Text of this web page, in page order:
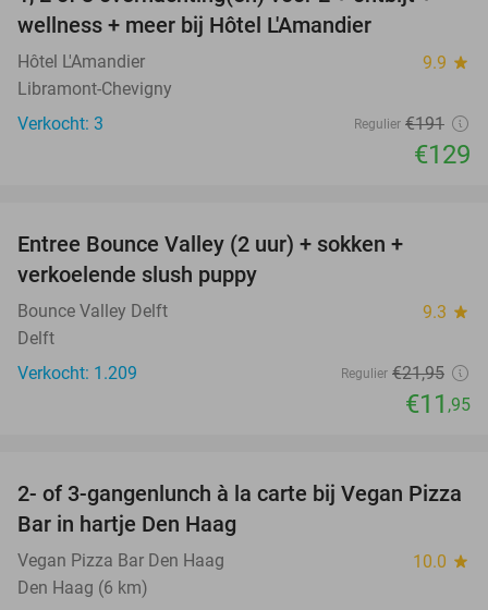
TODAY
wellness + meer bij Hôtel L'Amandier
Hôtel L'Amandier 9.9 star
Libramont-Chevigny
Verkocht: 3
Regulier €191
€129
Entree Bounce Valley (2 uur) + sokken +
verkoelende slush puppy
Bounce Valley Delft 9.3 star
Delft
Verkocht: 1.209
Regulier €21,95
€11 ,95
33%
2- of 3-gangenlunch à la carte bij Vegan Pizza
Bar in hartje Den Haag
Vegan Pizza Bar Den Haag 10.0 star
Den Haag (6 km)